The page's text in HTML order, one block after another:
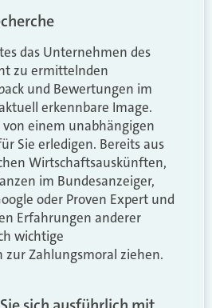
das Unternehmen des
zu ermittelnden
und Bewertungen im
erkennbare Image.
von einem unabhängigen
Sie erledigen. Bereits aus
Wirtschaftsauskünften,
im Bundesanzeiger,
oder Proven Expert und
Erfahrungen anderer
wichtige
zur Zahlungsmoral ziehen.